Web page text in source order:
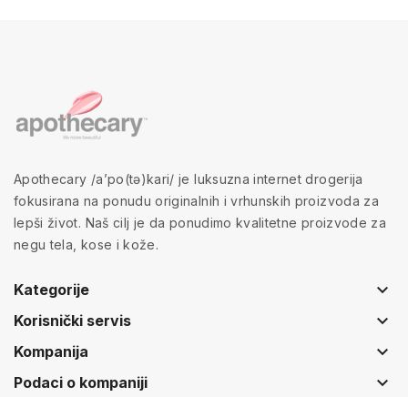
Apothecary /a’po(tə)kari/ je luksuzna internet drogerija
fokusirana na ponudu originalnih i vrhunskih proizvoda za
lepši život. Naš cilj je da ponudimo kvalitetne proizvode za
negu tela, kose i kože.
Kategorije keyboard_arrow_down
Korisnički servis keyboard_arrow_down
Kompanija keyboard_arrow_down
Podaci o kompaniji keyboard_arrow_down